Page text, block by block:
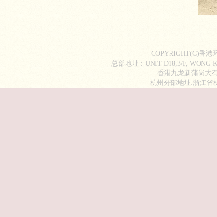
COPYRIGHT(C)香港
总部地址：UNIT D18,3/F, WONG
香港九龙新蒲岗大
杭州分部地址:浙江省